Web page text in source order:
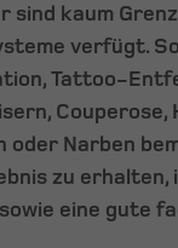
sind kaum
verfügt.
Tattoo-
oder Narben
zu
eine gute